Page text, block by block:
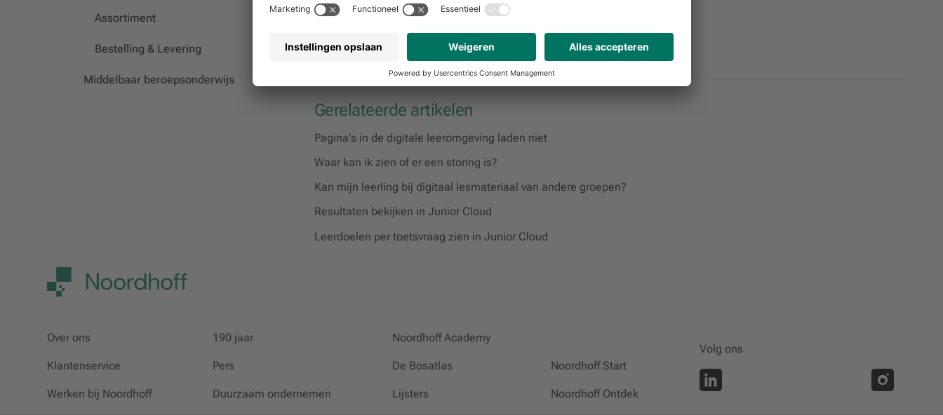
Assortiment
Bestelling & Levering
Middelbaar beroepsonderwijs
📞 088 - 52 268 88
met ons
Gerelateerde artikelen
Pagina's in de digitale leeromgeving laden niet
Waar kan ik zien of er een storing is?
Kan mijn leerling bij digitaal lesmateriaal van andere groepen?
Resultaten bekijken in Junior Cloud
Leerdoelen per toetsvraag zien in Junior Cloud
Over ons
Klantenservice
Werken bij Noordhoff
190 jaar
Pers
Duurzaam ondernemen
Noordhoff Academy
De Bosatlas
Lijsters
Noordhoff Start
Noordhoff Ontdek
Volg ons